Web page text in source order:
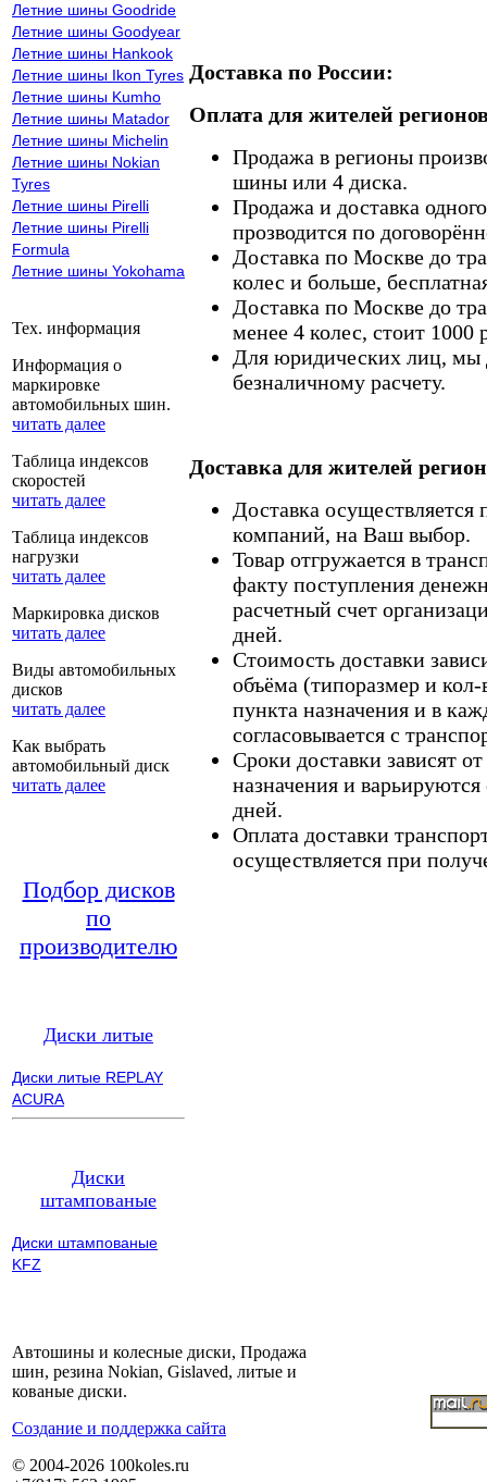
Летние шины Goodride
Летние шины Goodyear
Летние шины Hankook
Летние шины Ikon Tyres
Летние шины Kumho
Летние шины Matador
Летние шины Michelin
Летние шины Nokian
Tyres
Летние шины Pirelli
Летние шины Pirelli
Formula
Летние шины Yokohama
Тех. информация
Информация о
маркировке
автомобильных шин.
читать далее
Таблица индексов
скоростей
читать далее
Таблица индексов
нагрузки
читать далее
Маркировка дисков
читать далее
Виды автомобильных
дисков
читать далее
Как выбрать
автомобильный диск
читать далее
Подбор дисков
по
производителю
Диски литые
Диски литые REPLAY
ACURA
Диски
штампованые
Диски штампованые
KFZ
Доставка по России:
Оплата для жителей
Продажа в регионы
шины или 4 диска.
Продажа и доставка
прозводится по
Доставка по Москве до
колес и больше,
Доставка по Москве до
менее 4 колес, стоит 1000
Для юридических лиц, мы
безналичному расчету.
Доставка для жителей
Доставка
компаний, на Ваш выбор.
Товар отгружается в
факту поступления
расчетный счет
дней.
Стоимость доставки
объёма (типоразмер и кол-
пункта назначения и в
согласовывается с
Сроки доставки зависят
назначения и
дней.
Оплата доставки
осуществляется при
Автошины и колесные диски, Продажа
шин, резина Nokian, Gislaved, литые и
кованые диски.
Cоздание и поддержка сайта
© 2004-2026 100koles.ru